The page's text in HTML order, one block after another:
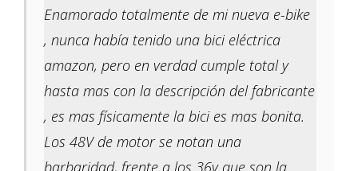
Enamorado totalmente de mi nueva e-bike
, nunca había tenido una bici eléctrica
amazon, pero en verdad cumple total y
hasta mas con la descripción del fabricante
, es mas físicamente la bici es mas bonita.
Los 48V de motor se notan una
barbaridad, frente a los 36v que son la